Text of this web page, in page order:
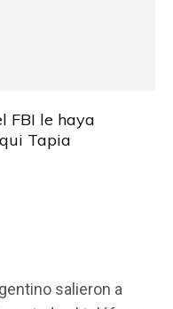
FBI le haya
Tapia
salieron a